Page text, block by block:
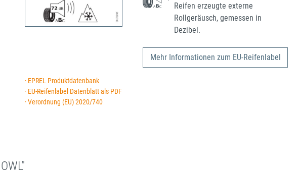
Reifen erzeugte externe
Rollgeräusch, gemessen in
Dezibel.
Mehr Informationen zum EU-Reifenlabel
· EPREL Produktdatenbank
· EU-Reifenlabel Datenblatt als PDF
· Verordnung (EU) 2020/740